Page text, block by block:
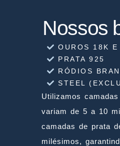
Nossos
Utilizamos
variam de 5 a 10
camadas de prata
milésimos,
OUROS 18K E
PRATA 925
RÓDIOS
STEEL